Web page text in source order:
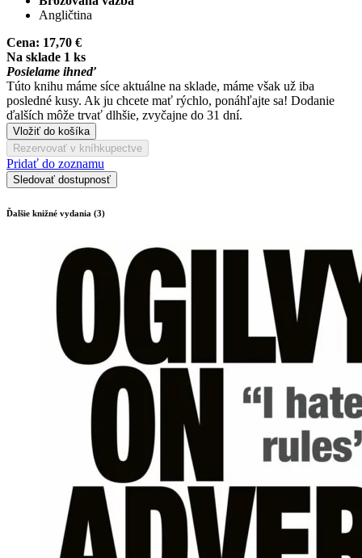
Angličtina
Cena: 17,70 €
Na sklade 1 ks
Posielame ihneď
Túto knihu máme síce aktuálne na sklade, máme však už iba
posledné kusy. Ak ju chcete mať rýchlo, ponáhľajte sa! Dodanie
ďalších môže trvať dlhšie, zvyčajne do 31 dní.
Vložiť do košíka
Rezervovať v kníhkupectve
Pridať do zoznamu
Sledovať dostupnosť
Ďalšie knižné vydania (3)